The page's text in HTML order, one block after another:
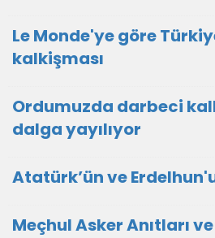
Le Monde'ye göre
kalkişması
Ordumuzda darbeci
dalga yayılıyor
Atatürk’ün ve
Meçhul Asker Anıtları